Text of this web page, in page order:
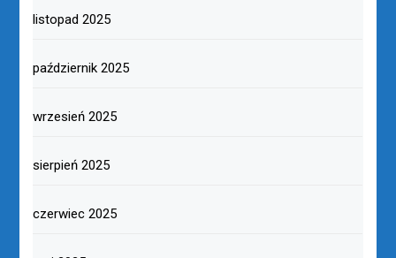
listopad 2025
październik 2025
wrzesień 2025
sierpień 2025
czerwiec 2025